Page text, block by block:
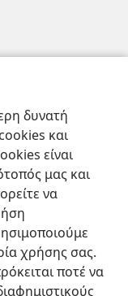
δυνατή
και
είναι
μας και
να
χρήσης σας.
ποτέ να